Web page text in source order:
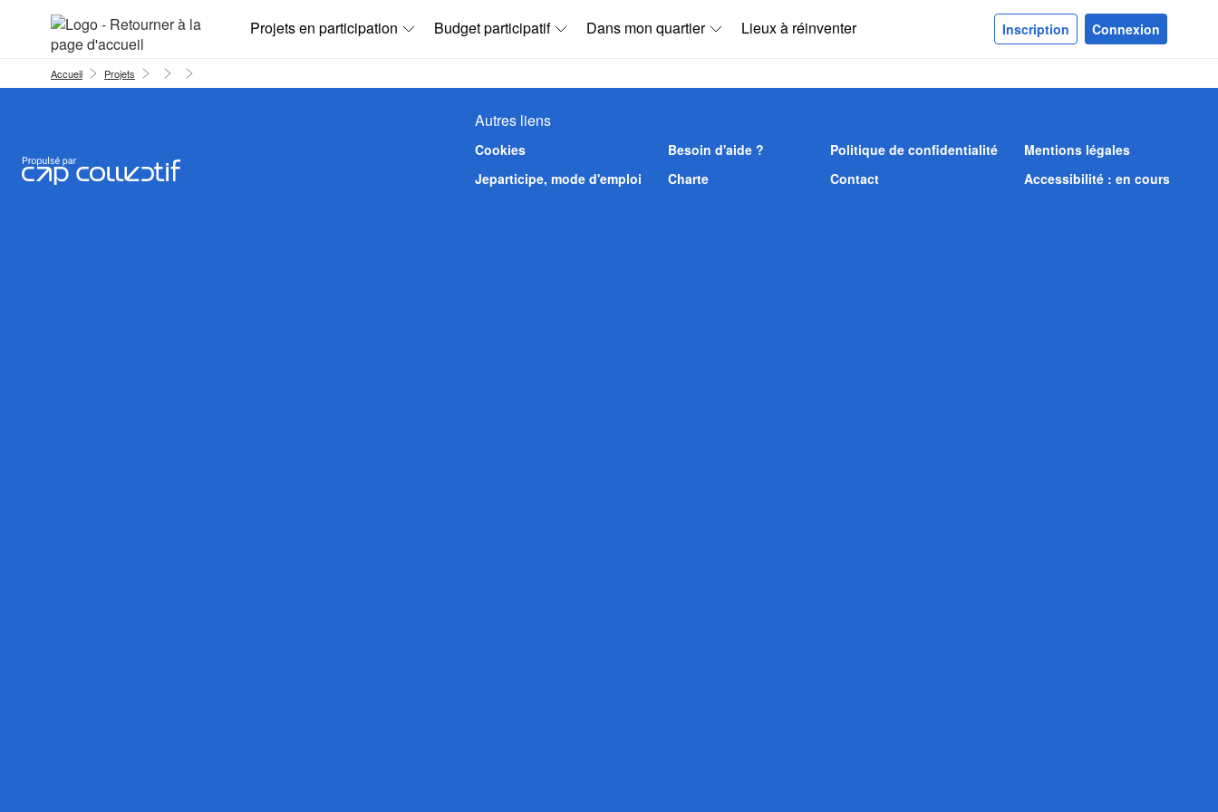
Aller au menu Aller au contenu
Projets en participation Budget participatif Dans mon quartier Lieux à réinventer Inscription Connexion
Accueil Projets
Autres liens
Cookies Besoin d'aide ? Politique de confidentialité
Mentions légales
Jeparticipe, mode d'emploi
Charte Contact Accessibilité : en cours